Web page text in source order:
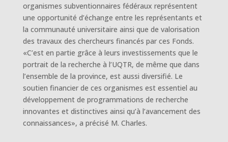
organismes subventionnaires fédéraux représentent
une opportunité d’échange entre les représentants et
la communauté universitaire ainsi que de valorisation
des travaux des chercheurs financés par ces Fonds.
«C’est en partie grâce à leurs investissements que le
portrait de la recherche à l’UQTR, de même que dans
l’ensemble de la province, est aussi diversifié. Le
soutien financier de ces organismes est essentiel au
développement de programmations de recherche
innovantes et distinctives ainsi qu’à l’avancement des
connaissances», a précisé M. Charles.